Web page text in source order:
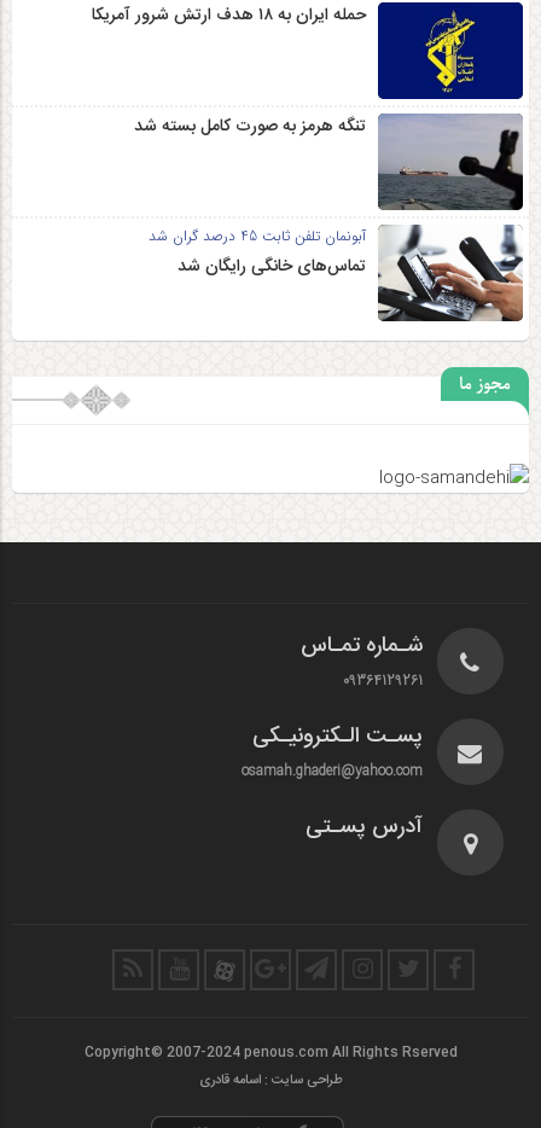
حمله ایران به ۱۸ هدف ارتش شرور آمریکا
تنگه هرمز به صورت کامل بسته شد
آبونمان تلفن ثابت 45 درصد گران شد
تماس‌های خانگی رایگان شد
مجوز ما
شـماره تمـاس
09364129261
پسـت الـکترونیـکی
osamah.ghaderi@yahoo.com
آدرس پسـتی
Copyright© 2007-2024 penous.com All Rights Rserved
طراحی سایت : اسامه قادری